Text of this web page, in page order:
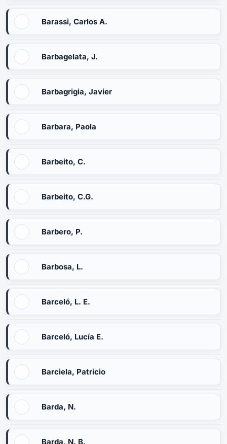
Barassi, Carlos A.
Barbagelata, J.
Barbagrigia, Javier
Barbara, Paola
Barbeito, C.
Barbeito, C.G.
Barbero, P.
Barbosa, L.
Barceló, L. E.
Barceló, Lucía E.
Barciela, Patricio
Barda, N.
Barda, N. B.